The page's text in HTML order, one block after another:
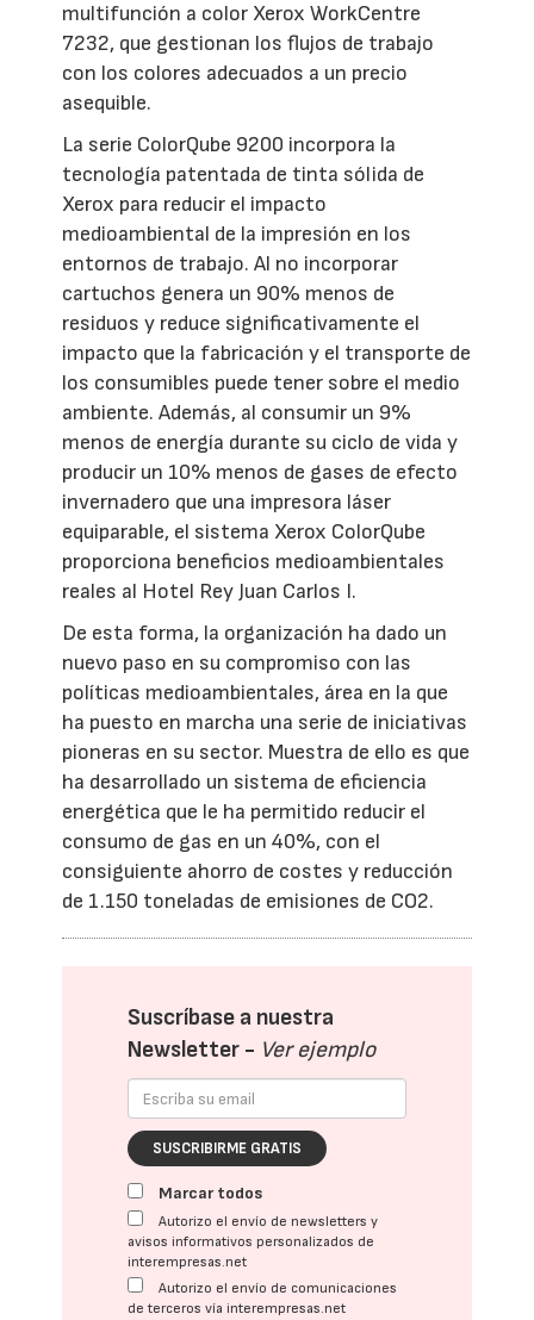
multifunción a color Xerox WorkCentre
7232, que gestionan los flujos de trabajo
con los colores adecuados a un precio
asequible.
La serie ColorQube 9200 incorpora la
tecnología patentada de tinta sólida de
Xerox para reducir el impacto
medioambiental de la impresión en los
entornos de trabajo. Al no incorporar
cartuchos genera un 90% menos de
residuos y reduce significativamente el
impacto que la fabricación y el transporte de
los consumibles puede tener sobre el medio
ambiente. Además, al consumir un 9%
menos de energía durante su ciclo de vida y
producir un 10% menos de gases de efecto
invernadero que una impresora láser
equiparable, el sistema Xerox ColorQube
proporciona beneficios medioambientales
reales al Hotel Rey Juan Carlos I.
De esta forma, la organización ha dado un
nuevo paso en su compromiso con las
políticas medioambientales, área en la que
ha puesto en marcha una serie de iniciativas
pioneras en su sector. Muestra de ello es que
ha desarrollado un sistema de eficiencia
energética que le ha permitido reducir el
consumo de gas en un 40%, con el
consiguiente ahorro de costes y reducción
de 1.150 toneladas de emisiones de CO2.
Suscríbase a nuestra
Newsletter - Ver ejemplo
SUSCRIBIRME GRATIS
Marcar todos
Autorizo el envío de newsletters y
avisos informativos personalizados de
interempresas.net
Autorizo el envío de comunicaciones
de terceros vía interempresas.net